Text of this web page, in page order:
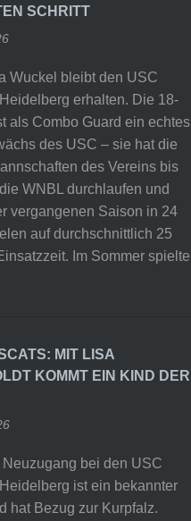
SCHRITT
Wuckel bleibt den USC
erhalten. Die 18-
als Combo Guard ein echtes
des USC – sie hat die
des Vereins bis
WNBL durchlaufen und
vergangenen Saison in 24
auf durchschnittlich 25
Im Sommer spielte
MIT LISA
KOMMT EIN KIND DER
Neuzugang bei den USC
ist ein bekannter
hat Bezug zur Kurpfalz.